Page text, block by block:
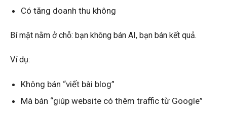
Có tăng doanh thu không
Bí mật nằm ở chỗ: bạn không bán AI, bạn bán kết quả.
Ví dụ:
Không bán “viết bài blog”
Mà bán “giúp website có thêm traffic từ Google”